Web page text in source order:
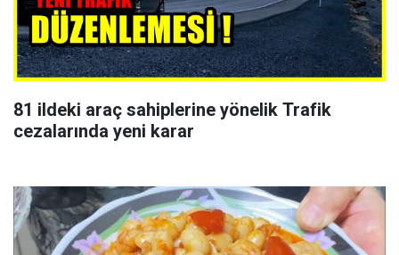
81 ildeki araç sahiplerine yönelik Trafik
cezalarında yeni karar